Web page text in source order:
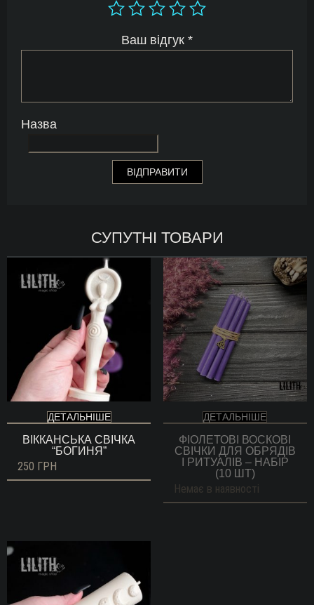
Ваш відгук *
Назва
СУПУТНІ ТОВАРИ
ДЕТАЛЬНІШЕ
ВІККАНСЬКА СВІЧКА
“БОГИНЯ”
250 ГРН
ДЕТАЛЬНІШЕ
ФІОЛЕТОВІ ВОСКОВІ
СВІЧКИ ДЛЯ ОБРЯДІВ
І РИТУАЛІВ – НАБІР
(10 ШТ)
Немає в наявності